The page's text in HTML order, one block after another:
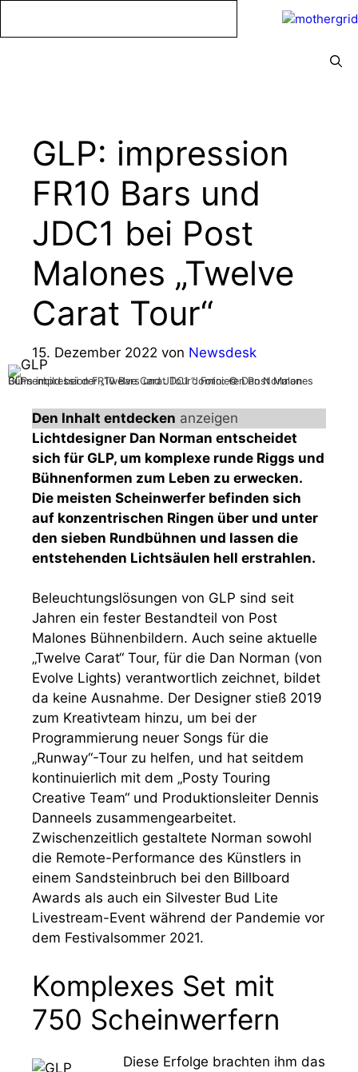
GLP: impression
FR10 Bars und
JDC1 bei Post
Malones „Twelve
Carat Tour“
15. Dezember 2022 von Newsdesk
GLPs impression FR10 Bars und JDC1 dominieren Post Malones Bühnenbild bei der „Twelve Carat Tour“. Foto: © Dan Norman
Den Inhalt entdecken anzeigen
Lichtdesigner Dan Norman entscheidet
sich für GLP, um komplexe runde Riggs und
Bühnenformen zum Leben zu erwecken.
Die meisten Scheinwerfer befinden sich
auf konzentrischen Ringen über und unter
den sieben Rundbühnen und lassen die
entstehenden Lichtsäulen hell erstrahlen.
Beleuchtungslösungen von GLP sind seit
Jahren ein fester Bestandteil von Post
Malones Bühnenbildern. Auch seine aktuelle
„Twelve Carat“ Tour, für die Dan Norman (von
Evolve Lights) verantwortlich zeichnet, bildet
da keine Ausnahme. Der Designer stieß 2019
zum Kreativteam hinzu, um bei der
Programmierung neuer Songs für die
„Runway“-Tour zu helfen, und hat seitdem
kontinuierlich mit dem „Posty Touring
Creative Team“ und Produktionsleiter Dennis
Danneels zusammengearbeitet.
Zwischenzeitlich gestaltete Norman sowohl
die Remote-Performance des Künstlers in
einem Sandsteinbruch bei den Billboard
Awards als auch ein Silvester Bud Lite
Livestream-Event während der Pandemie vor
dem Festivalsommer 2021.
Komplexes Set mit
750 Scheinwerfern
Diese Erfolge brachten ihm das